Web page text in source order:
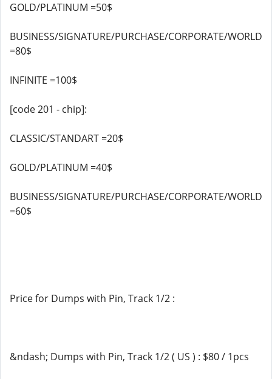
GOLD/PLATINUM =50$
BUSINESS/SIGNATURE/PURCHASE/CORPORATE/WORLD
=80$
INFINITE =100$
[code 201 - chip]:
CLASSIC/STANDART =20$
GOLD/PLATINUM =40$
BUSINESS/SIGNATURE/PURCHASE/CORPORATE/WORLD
=60$
Price for Dumps with Pin, Track 1/2 :
&ndash; Dumps with Pin, Track 1/2 ( US ) : $80 / 1pcs